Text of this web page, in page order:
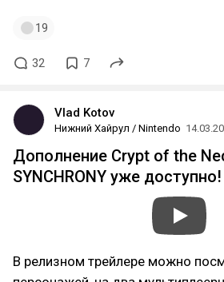
19
32 7
Vlad Kotov
Нижний Хайрул / Nintendo
Дополнение Crypt of the
SYNCHRONY уже доступно!
В релизном трейлере можно